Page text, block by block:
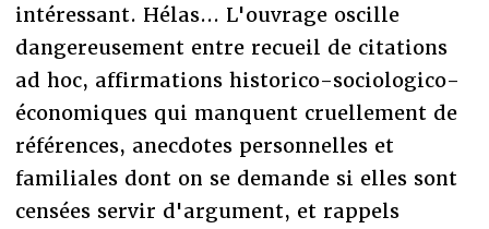
intéressant. Hélas... L'ouvrage oscille
dangereusement entre recueil de citations
ad hoc, affirmations historico-sociologico-
économiques qui manquent cruellement de
références, anecdotes personnelles et
familiales dont on se demande si elles sont
censées servir d'argument, et rappels